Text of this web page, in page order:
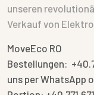
unseren
Verkauf von
MoveEco RO
Bestellungen:
uns per WhatsApp